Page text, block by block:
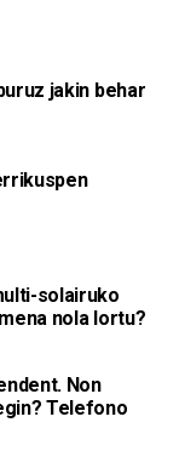
jakin behar
solairuko
nola lortu?
Non
Telefono